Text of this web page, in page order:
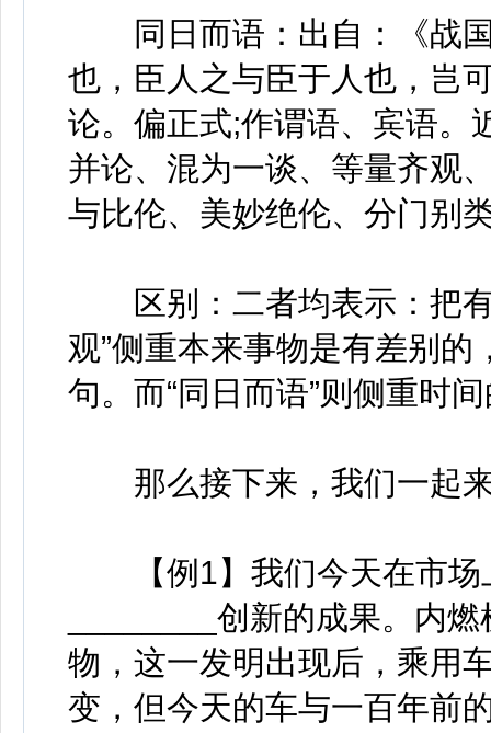
同日而语：出自：《战国
也，臣人之与臣于人也，岂
论。偏正式;作谓语、宾语。
并论、混为一谈、等量齐观
与比伦、美妙绝伦、分门别
区别：二者均表示：把有
观”侧重本来事物是有差别
句。而“同日而语”则侧重时
那么接下来，我们一起
【例1】我们今天在市场
________创新的成果。内
物，这一发明出现后，乘用
变，但今天的车与一百年前